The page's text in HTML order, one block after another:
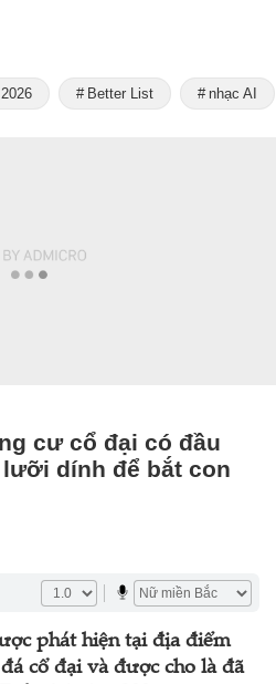
Better List nhạc AI
cư cổ đại có đầu
dính để bắt con
phát hiện tại địa điểm
cổ đại và được cho là đã